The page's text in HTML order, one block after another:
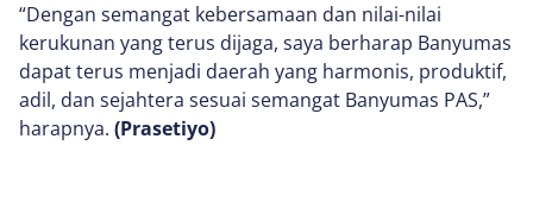
“Dengan semangat kebersamaan dan nilai-nilai
kerukunan yang terus dijaga, saya berharap Banyumas
dapat terus menjadi daerah yang harmonis, produktif,
adil, dan sejahtera sesuai semangat Banyumas PAS,”
harapnya. (Prasetiyo)